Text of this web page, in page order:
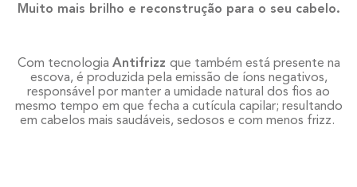
Muito mais brilho e reconstrução para o seu cabelo.
Com tecnologia Antifrizz que também está presente na
escova, é produzida pela emissão de íons negativos,
responsável por manter a umidade natural dos fios ao
mesmo tempo em que fecha a cutícula capilar; resultando
em cabelos mais saudáveis, sedosos e com menos frizz.